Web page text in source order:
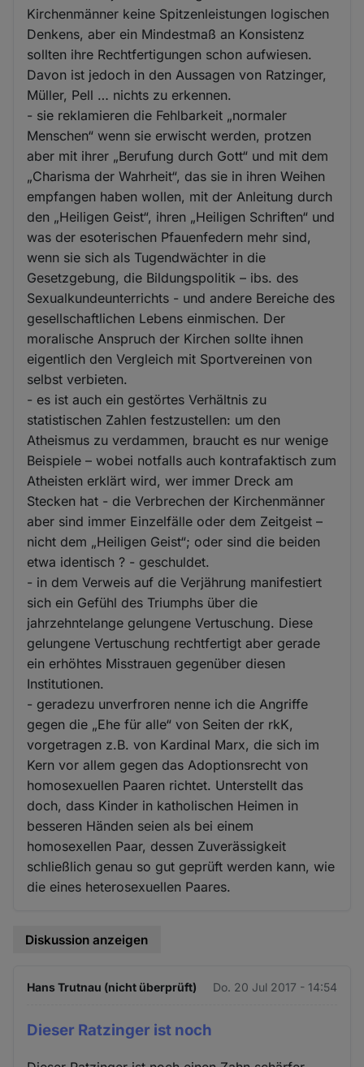
Kirchenmänner keine Spitzenleistungen logischen
Denkens, aber ein Mindestmaß an Konsistenz
sollten ihre Rechtfertigungen schon aufwiesen.
Davon ist jedoch in den Aussagen von Ratzinger,
Müller, Pell … nichts zu erkennen.
- sie reklamieren die Fehlbarkeit „normaler
Menschen“ wenn sie erwischt werden, protzen
aber mit ihrer „Berufung durch Gott“ und mit dem
„Charisma der Wahrheit“, das sie in ihren Weihen
empfangen haben wollen, mit der Anleitung durch
den „Heiligen Geist“, ihren „Heiligen Schriften“ und
was der esoterischen Pfauenfedern mehr sind,
wenn sie sich als Tugendwächter in die
Gesetzgebung, die Bildungspolitik – ibs. des
Sexualkundeunterrichts - und andere Bereiche des
gesellschaftlichen Lebens einmischen. Der
moralische Anspruch der Kirchen sollte ihnen
eigentlich den Vergleich mit Sportvereinen von
selbst verbieten.
- es ist auch ein gestörtes Verhältnis zu
statistischen Zahlen festzustellen: um den
Atheismus zu verdammen, braucht es nur wenige
Beispiele – wobei notfalls auch kontrafaktisch zum
Atheisten erklärt wird, wer immer Dreck am
Stecken hat - die Verbrechen der Kirchenmänner
aber sind immer Einzelfälle oder dem Zeitgeist –
nicht dem „Heiligen Geist“; oder sind die beiden
etwa identisch ? - geschuldet.
- in dem Verweis auf die Verjährung manifestiert
sich ein Gefühl des Triumphs über die
jahrzehntelange gelungene Vertuschung. Diese
gelungene Vertuschung rechtfertigt aber gerade
ein erhöhtes Misstrauen gegenüber diesen
Institutionen.
- geradezu unverfroren nenne ich die Angriffe
gegen die „Ehe für alle“ von Seiten der rkK,
vorgetragen z.B. von Kardinal Marx, die sich im
Kern vor allem gegen das Adoptionsrecht von
homosexuellen Paaren richtet. Unterstellt das
doch, dass Kinder in katholischen Heimen in
besseren Händen seien als bei einem
homosexellen Paar, dessen Zuverässigkeit
schließlich genau so gut geprüft werden kann, wie
die eines heterosexuellen Paares.
Diskussion anzeigen
Hans Trutnau (nicht überprüft) Do. 20 Jul 2017 - 14:54
Dieser Ratzinger ist noch